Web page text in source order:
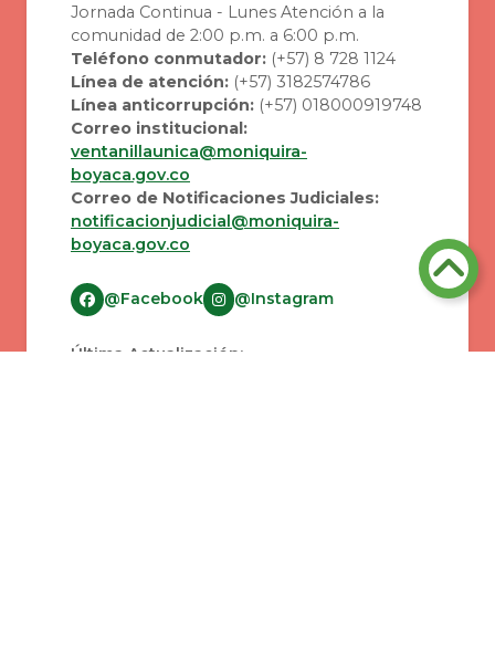
Jornada Continua - Lunes Atención a la
comunidad de 2:00 p.m. a 6:00 p.m.
Teléfono conmutador: (+57) 8 728 1124
Línea de atención: (+57) 3182574786
Línea anticorrupción: (+57) 018000919748
Correo institucional:
ventanillaunica@moniquira-
boyaca.gov.co
Correo de Notificaciones Judiciales:
notificacionjudicial@moniquira-
boyaca.gov.co
@Facebook @Instagram
Última Actualización: